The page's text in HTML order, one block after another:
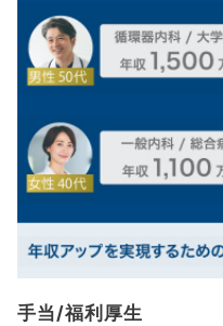
手当/福利厚生